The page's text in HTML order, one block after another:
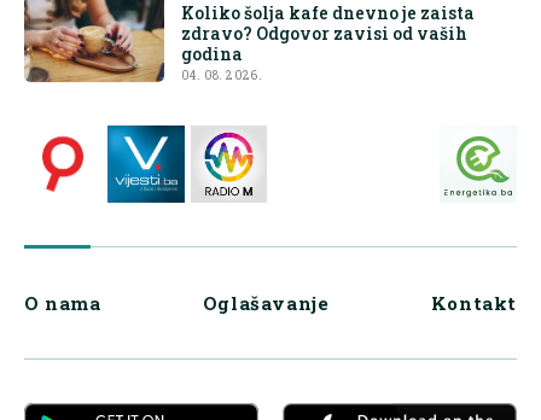
Koliko šolja kafe dnevno je zaista
zdravo? Odgovor zavisi od vaših
godina
04. 08. 2026.
O nama Oglašavanje Kontakt